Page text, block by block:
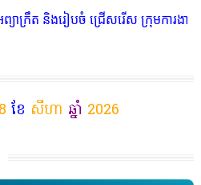
ជ្រើសរើស ក្រុមការងារ នៅតាមបណ្
ខែ សីហា ឆ្នាំ 2026